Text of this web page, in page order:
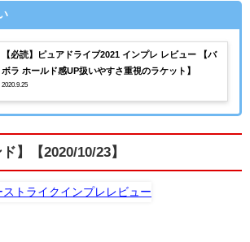
【必読】ピュアドライブ2021 インプレ レビュー 【バ
ボラ ホールド感UP扱いやすさ重視のラケット】
2020.9.25
】【2020/10/23】